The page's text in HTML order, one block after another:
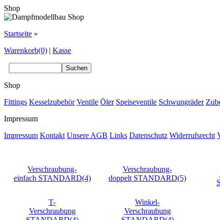
Shop
Startseite »
Warenkorb(0) | Kasse
Shop
Fittings Kesselzubehör Ventile Öler Speiseventile Schwungräder
Impressum
Impressum Kontakt Unsere AGB Links Datenschutz Widerrufsrecht
Verschraubung-
Verschraubung-